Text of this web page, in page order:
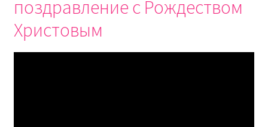
поздравление с Рождеством
Христовым